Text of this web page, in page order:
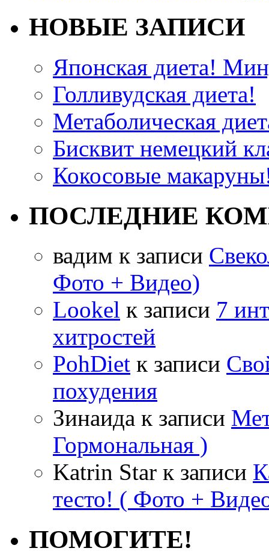
НОВЫЕ ЗАПИСИ
Японская диета!
Голливудская диета!
Метаболическая
Бисквит немецкий
Кокосовые
ПОСЛЕДНИЕ
вадим к записи
Фото + Видео)
Lookel к записи 7
хитростей
PohDiet к записи
похудения
Зинаида к записи
Гормональная )
Katrin Star к записи
тесто! ( Фото +
ПОМОГИТЕ!